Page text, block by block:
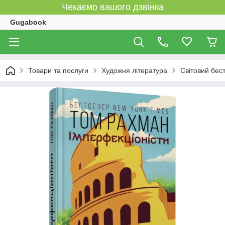
Чекаємо вашого дзвінка
Gugabook
Товари та послуги Художня література Світовий